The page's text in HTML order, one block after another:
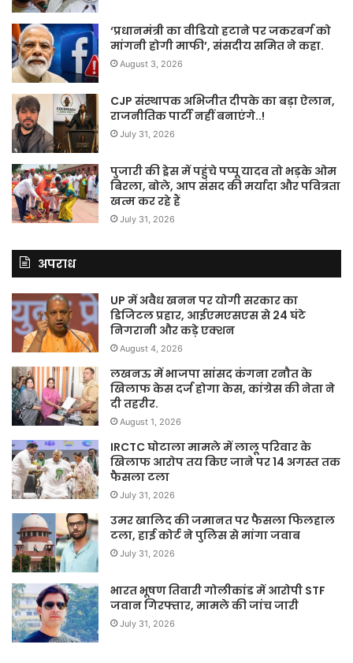
‘प्रधानमंत्री का वीडियो हटाने पर जकरबर्ग को
मांगनी होगी माफी’, संसदीय समित ने कहा.
August 3, 2026
CJP संस्थापक अभिजीत दीपके का बड़ा ऐलान,
राजनीतिक पार्टी नहीं बनाएंगे..!
July 31, 2026
पुजारी की ड्रेस में पहुंचे पप्पू यादव तो भड़के ओम
बिरला, बोले, आप संसद की मर्यादा और पवित्रता
खत्म कर रहे हैं
July 31, 2026
अपराध
UP में अवैध खनन पर योगी सरकार का
डिजिटल प्रहार, आईएमएसएस से 24 घंटे
निगरानी और कड़े एक्शन
August 4, 2026
लखनऊ में भाजपा सांसद कंगना रनौत के
खिलाफ केस दर्ज होगा केस, कांग्रेस की नेता ने
दी तहरीर.
August 1, 2026
IRCTC घोटाला मामले में लालू परिवार के
खिलाफ आरोप तय किए जाने पर 14 अगस्त तक
फैसला टला
July 31, 2026
उमर खालिद की जमानत पर फैसला फिलहाल
टला, हाई कोर्ट ने पुलिस से मांगा जवाब
July 31, 2026
भारत भूषण तिवारी गोलीकांड में आरोपी STF
जवान गिरफ्तार, मामले की जांच जारी
July 31, 2026